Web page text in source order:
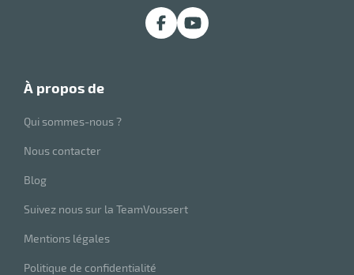
à propos de
Qui sommes-nous ?
Nous contacter
Blog
Suivez nous sur la TeamVoussert
Mentions légales
Politique de confidentialité